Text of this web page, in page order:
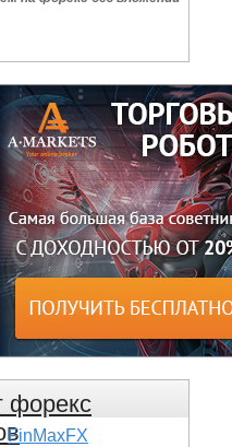
форекс
FinMaxFX